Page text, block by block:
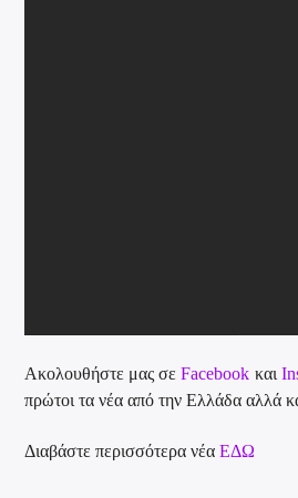
Ακολουθήστε μας σεFacebook και
πρώτοι τα νέα από την Ελλάδα αλλά
Διαβάστε περισσότερα νέαΕΔΩ